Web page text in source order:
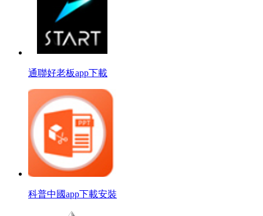
通聯好老板app下載
科普中國app下載安裝